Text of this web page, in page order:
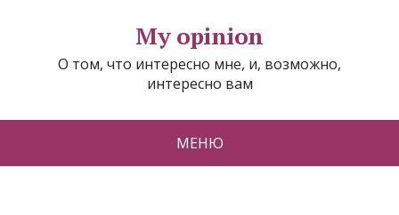
My opinion
О том, что интересно мне, и, возможно,
интересно вам
МЕНЮ